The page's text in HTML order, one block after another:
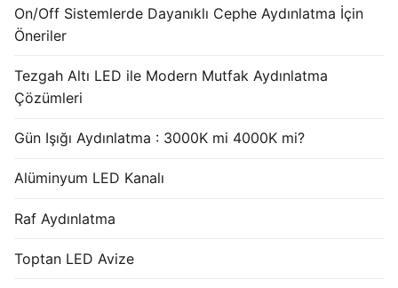
On/Off Sistemlerde Dayanıklı Cephe Aydınlatma İçin
Öneriler
Tezgah Altı LED ile Modern Mutfak Aydınlatma
Çözümleri
Gün Işığı Aydınlatma : 3000K mi 4000K mi?
Alüminyum LED Kanalı
Raf Aydınlatma
Toptan LED Avize